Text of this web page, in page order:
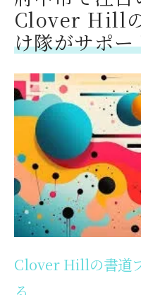
Clover Hill
け隊がサポ
Clover Hillの書道